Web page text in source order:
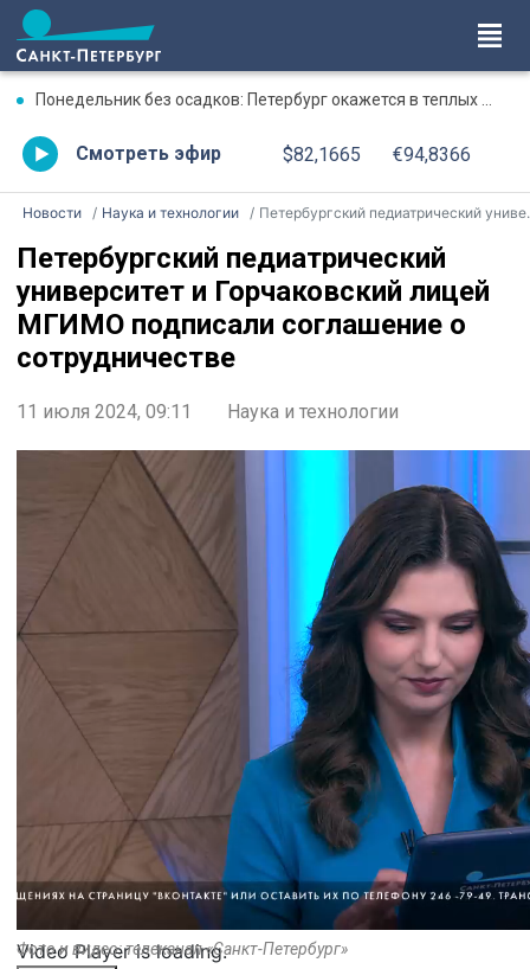
Понедельник без осадков: Петербург окажется в теплых объятиях
Смотреть эфир $82,1665 €94,8366
Новости Наука и технологии Петербургский педиатрический университет и Горчаковский лицей МГИМО подписали соглашение о сотрудничестве
Петербургский педиатрический
университет и Горчаковский лицей
МГИМО подписали соглашение о
сотрудничестве
11 июля 2024, 09:11 Наука и технологии
Video Player is loading.
Фото и видео: телеканал «Санкт-Петербург»